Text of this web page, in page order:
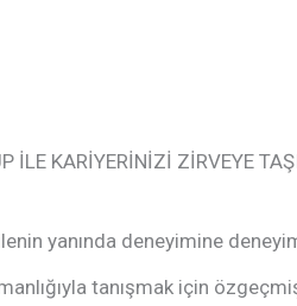
İLE KARİYERİNİZİ ZİRVEYE
yanında deneyimine
tanışmak için